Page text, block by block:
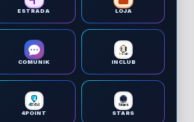
ESTRADA LOJA
COMUNIK INCLUB
4POINT STARS